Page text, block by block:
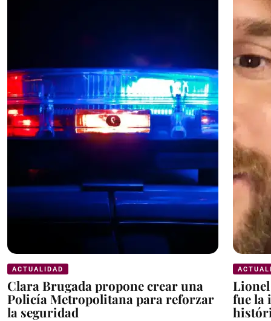
ACTUALIDAD
Clara Brugada propone crear una
Policía Metropolitana para reforzar
la seguridad
fue la